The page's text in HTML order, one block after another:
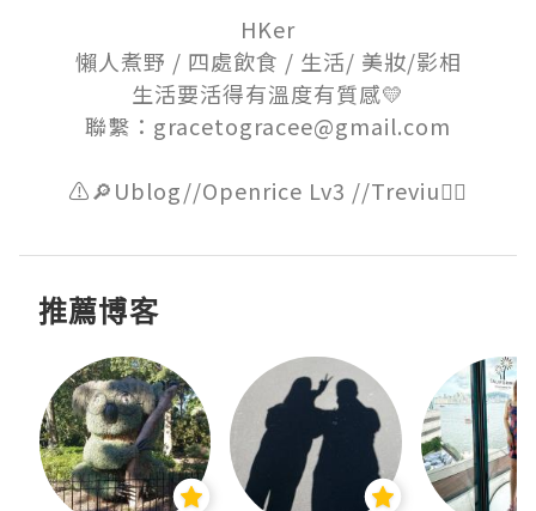
HKer
懶人煮野 / 四處飲食 / 生活/ 美妝/影相
生活要活得有溫度有質感💛
聯繫：gracetogracee@gmail.com
推薦博客